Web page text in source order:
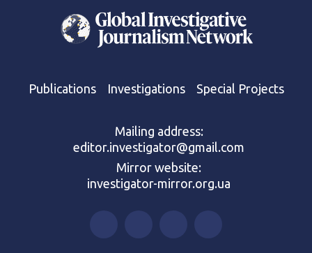
Publications Investigations Special Projects
Mailing address:
editor.investigator@gmail.com
Mirror website:
investigator-mirror.org.ua